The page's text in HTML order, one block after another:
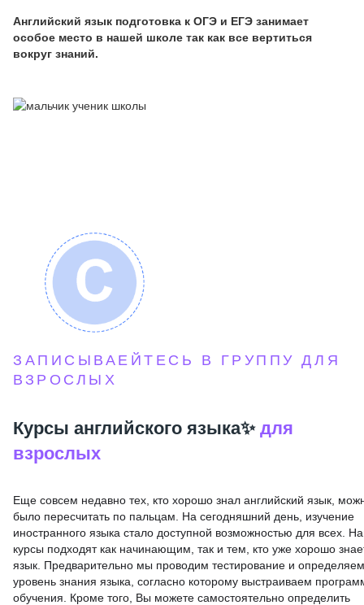
Английский язык подготовка к ОГЭ и ЕГЭ занимает
особое место в нашей школе так как все вертиться
вокруг знаний.
ЗАПИСЫВАЕЙТЕСЬ В ГРУППУ ДЛЯ
ВЗРОСЛЫХ
Курсы английского языка✨ для
взрослых
Еще совсем недавно тех, кто хорошо знал английский язык,
было пересчитать по пальцам. На сегодняшний день, изучение
иностранного языка стало доступной возможностью для всех.
курсы подходят как начинающим, так и тем, кто уже хорошо
язык. Предварительно мы проводим тестирование и определяем
уровень знания языка, согласно которому выстраиваем
обучения. Кроме того, Вы можете самостоятельно определить